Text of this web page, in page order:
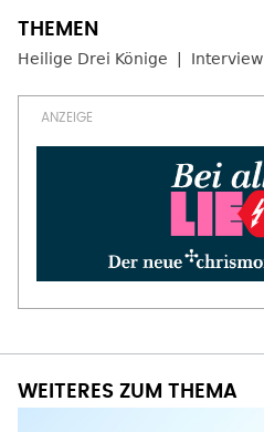
Heilige Drei Könige Interview
WEITERES ZUM THEMA